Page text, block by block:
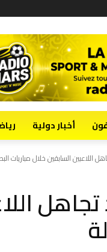
أخبار دولية
اللاعبين السابقين خلال مباريات